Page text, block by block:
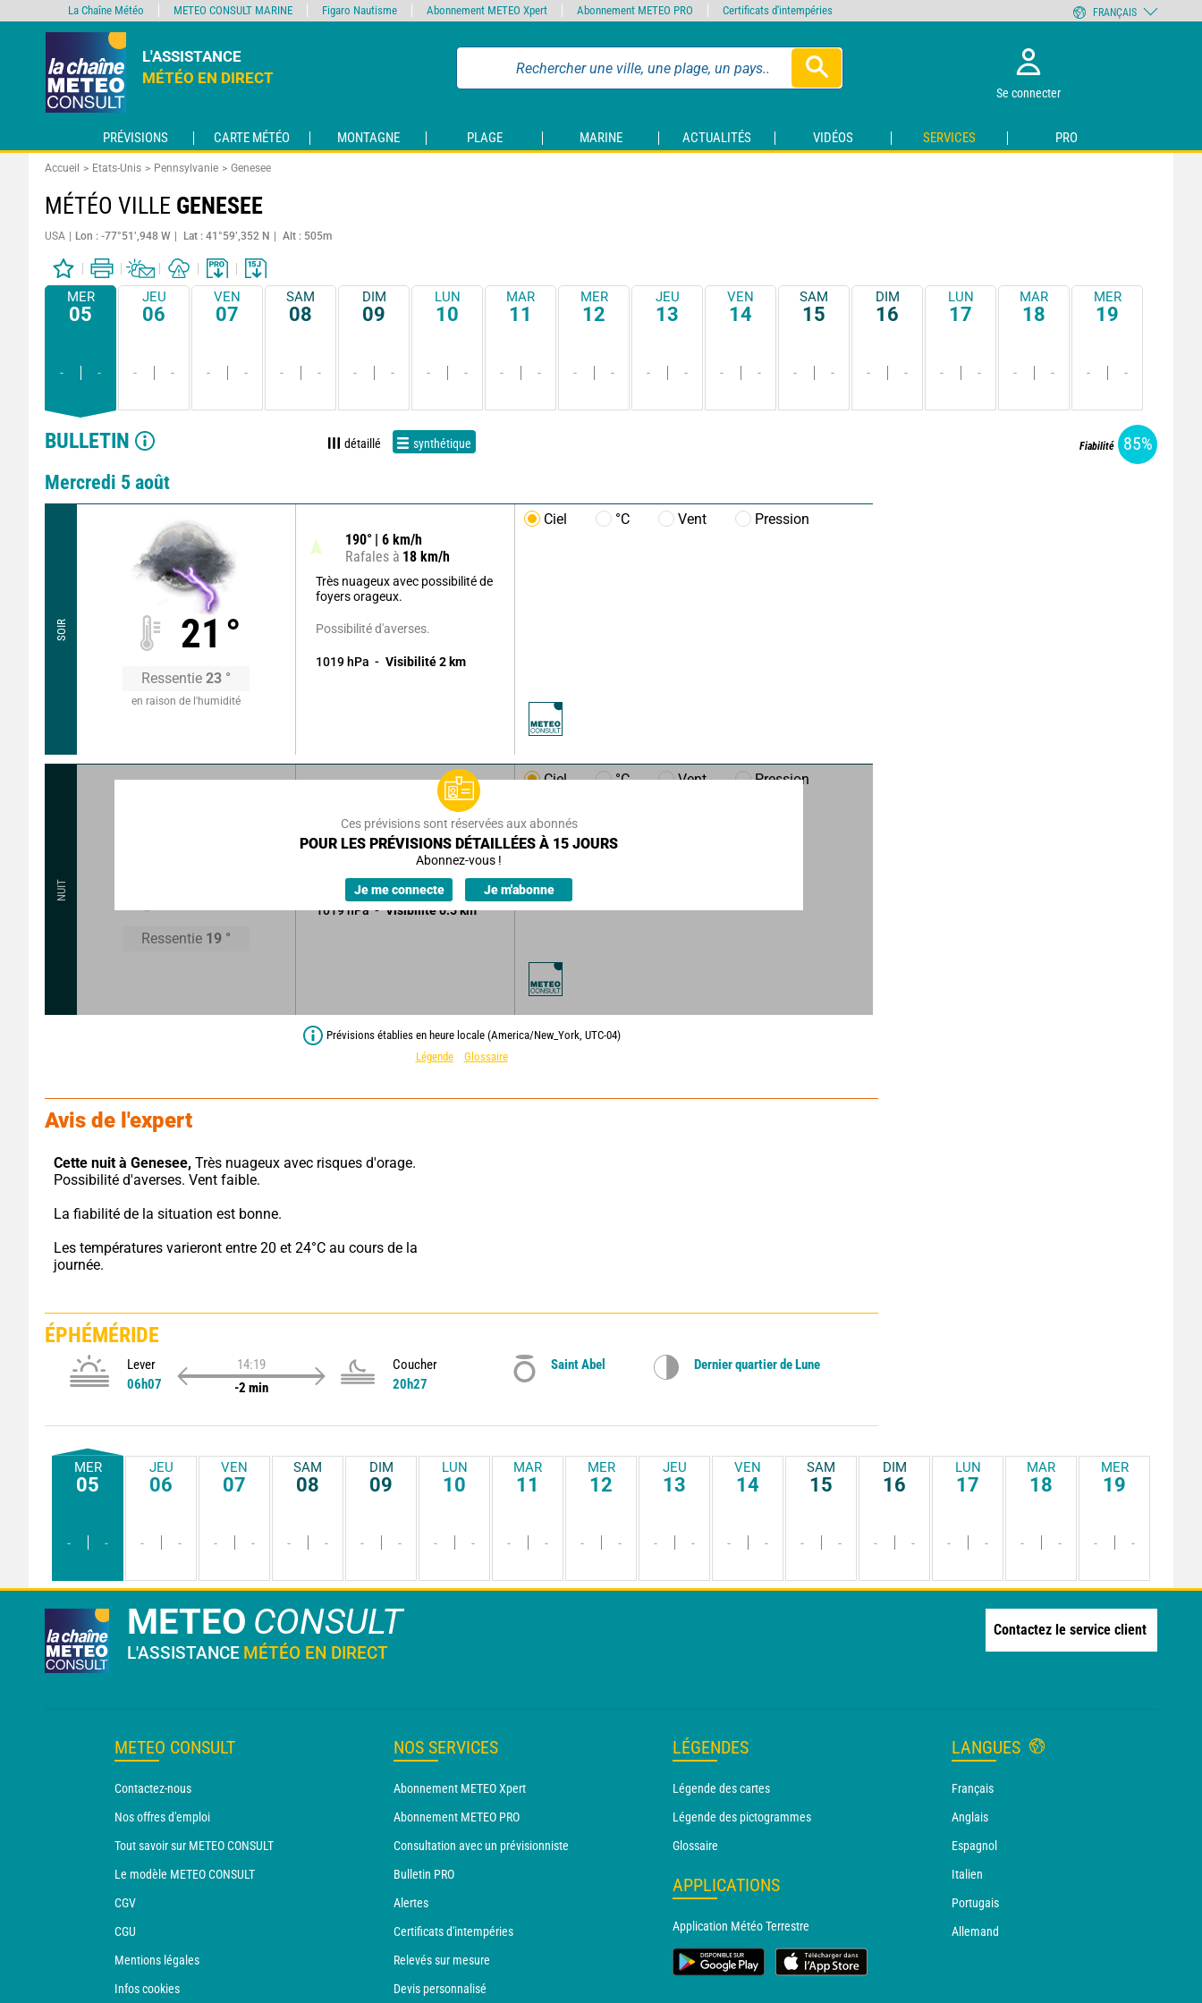
L'ASSISTANCE
MÉTÉO EN DIRECT
Se connecter
PRÉVISIONS CARTE MÉTÉO MONTAGNE PLAGE MARINE ACTUALITÉS VIDÉOS SERVICES PRO
Accueil Etats-Unis Pennsylvanie Genesee
MÉTÉO VILLE GENESEE
USA Lon : -77°51’,948 W Lat : 41°59’,352 N Alt : 505m
MER
05
- -
JEU
06
- -
VEN
07
- -
SAM
08
- -
DIM
09
- -
LUN
10
- -
MAR
11
- -
MER
12
- -
JEU
13
- -
VEN
14
- -
SAM
15
- -
DIM
16
- -
LUN
17
- -
MAR
18
- -
MER
19
- -
BULLETIN détaillé synthétique Fiabilité 85%
Mercredi 5 août
SOIR 21 °
Ressentie 23 °
en raison de l'humidité
190° 6 km/h
Rafales à 18 km/h
Très nuageux avec possibilité de
foyers orageux.
Possibilité d'averses.
1019 hPa Visibilité 2 km
Ciel °C Vent Pression
NUIT
Ressentie 19 °
Rafales à12 km/h
Brumes et brouillards.
Faible risque d'averses.
1019hPa Visibilité0.5km
Ciel °C Vent Pression
Ces prévisions sont réservées aux abonnés
POUR LES PRÉVISIONS DÉTAILLÉES À 15 JOURS
Abonnez-vous !
Je me connecte Je m'abonne
Prévisions établies en heure locale (America/New_York, UTC-04)
Légende
Glossaire
Avis de l'expert
Cette nuit à Genesee, Très nuageux avec risques d'orage.
Possibilité d'averses. Vent faible.
La fiabilité de la situation est bonne.
Les températures varieront entre 20 et 24°C au cours de la
journée.
ÉPHÉMÉRIDE
Lever
06h07
14:19
-2 min
Coucher
20h27
Saint Abel Dernier quartier de Lune
MER
05
- -
JEU
06
- -
VEN
07
- -
SAM
08
- -
DIM
09
- -
LUN
10
- -
MAR
11
- -
MER
12
- -
JEU
13
- -
VEN
14
- -
SAM
15
- -
DIM
16
- -
LUN
17
- -
MAR
18
- -
MER
19
- -
METEO CONSULT
L'ASSISTANCE MÉTÉO EN DIRECT
Contactez le service client
METEO CONSULT
Contactez-nous
Nos offres d'emploi
Tout savoir sur METEO CONSULT
Le modèle METEO CONSULT
CGV
CGU
Mentions légales
Infos cookies
NOS SERVICES
Abonnement METEO Xpert
Abonnement METEO PRO
Consultation avec un prévisionniste
Bulletin PRO
Alertes
Certificats d'intempéries
Relevés sur mesure
Devis personnalisé
LÉGENDES
Légende des cartes
Légende des pictogrammes
Glossaire
APPLICATIONS
Application Météo Terrestre
LANGUES
Français
Anglais
Espagnol
Italien
Portugais
Allemand
La Chaîne Météo METEO CONSULT MARINE Figaro Nautisme Abonnement METEO Xpert Abonnement METEO PRO Certificats d'intempéries FRANÇAIS